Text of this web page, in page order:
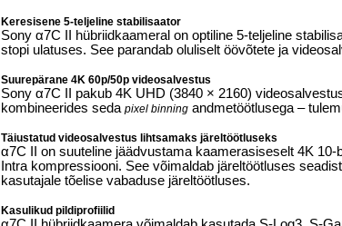
Keresisene 5-teljeline stabilisaator
Sony α7C II hübriidkaameral on optiline 5-teljeline
stopi ulatuses. See parandab oluliselt öövõtete ja
Suurepärane 4K 60p/50p videosalvestus
Sony α7C II pakub 4K UHD (3840 × 2160)
kombineerides seda pixel binning andmetöötlusega –
Täiustatud videosalvestus lihtsamaks järeltöötluseks
α7C II on suuteline jäädvustama kaamerasiseselt 4K
Intra kompressiooni. See võimaldab järeltöötluses
kasutajale tõelise vabaduse järeltöötluses.
Kasulikud pildiprofiilid